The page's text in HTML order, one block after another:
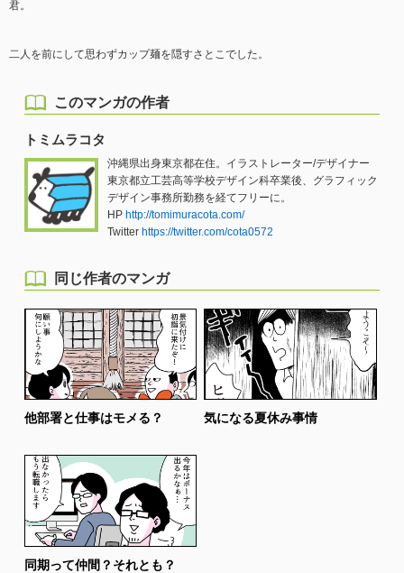
君。
二人を前にして思わずカップ麺を隠すさとこでした。
このマンガの作者
トミムラコタ
沖縄県出身東京都在住。イラストレーター/デザイナー
東京都立工芸高等学校デザイン科卒業後、グラフィック
デザイン事務所勤務を経てフリーに。
HP http://tomimuracota.com/
Twitter https://twitter.com/cota0572
同じ作者のマンガ
他部署と仕事はモメる？ 気になる夏休み事情
同期って仲間？それとも？